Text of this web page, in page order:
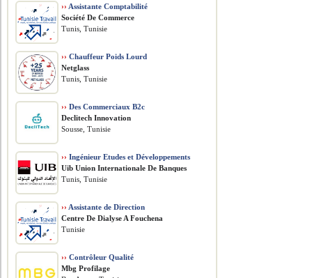
›› Assistante Comptabilité
Société De Commerce
Tunis, Tunisie
›› Chauffeur Poids Lourd
Netglass
Tunis, Tunisie
›› Des Commerciaux B2c
Declitech Innovation
Sousse, Tunisie
›› Ingénieur Etudes et Développements
Uib Union Internationale De Banques
Tunis, Tunisie
›› Assistante de Direction
Centre De Dialyse A Fouchena
Tunisie
›› Contrôleur Qualité
Mbg Profilage